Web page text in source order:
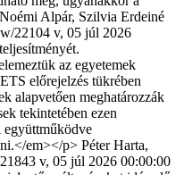
Alpár, Szilvia Erdeiné
22104 v, 05 júl 2026
az egyetemek
előrejelzés tükrében
alapvetően meghatározzák
tekintetében ezen
együttműködve
em></p> Péter Harta,
v, 05 júl 2026 00:00:00